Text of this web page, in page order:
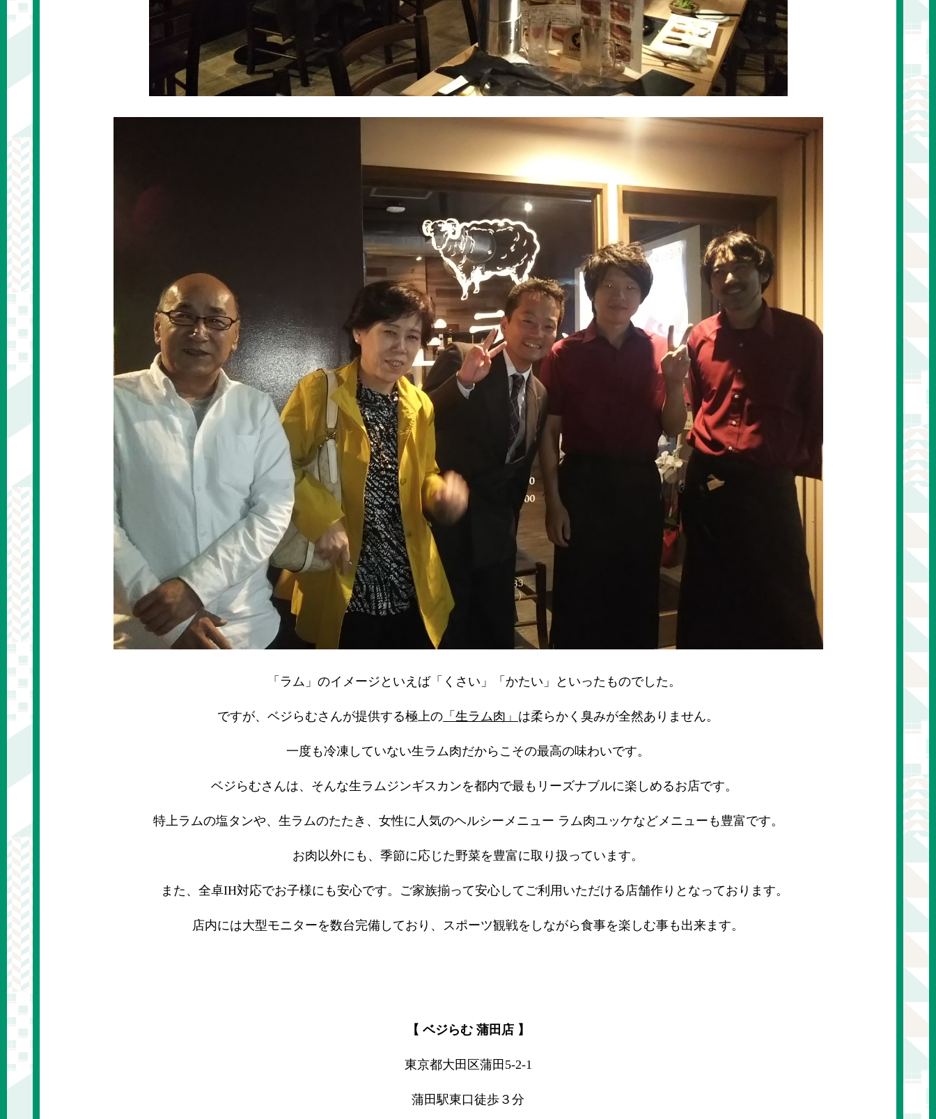
「ラム」のイメージといえば「くさい」「かたい」といったものでした。
ですが、ベジらむさんが提供する極上の 「生ラム肉」 は柔らかく臭みが全然ありません。
一度も冷凍していない生ラム肉だからこその最高の味わいです。
ベジらむさんは、そんな生ラムジンギスカンを都内で最もリーズナブルに楽しめるお店です。
特上ラムの塩タンや、生ラムのたたき、女性に人気のヘルシーメニュー ラム肉ユッケなどメニューも豊富です。
お肉以外にも、季節に応じた野菜を豊富に取り扱っています。
また、全卓IH対応でお子様にも安心です。ご家族揃って安心してご利用いただける店舗作りとなっております。
店内には大型モニターを数台完備しており、スポーツ観戦をしながら食事を楽しむ事も出来ます。
【 ベジらむ 蒲田店 】
東京都大田区蒲田5-2-1
蒲田駅東口徒歩３分